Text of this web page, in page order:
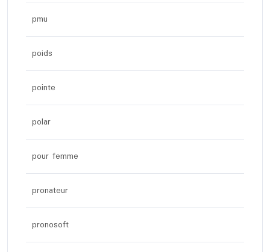
pmu
poids
pointe
polar
pour femme
pronateur
pronosoft